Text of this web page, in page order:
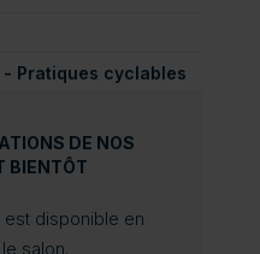
- Pratiques cyclables
DE NOS
BIENTÔT
disponible en
salon.